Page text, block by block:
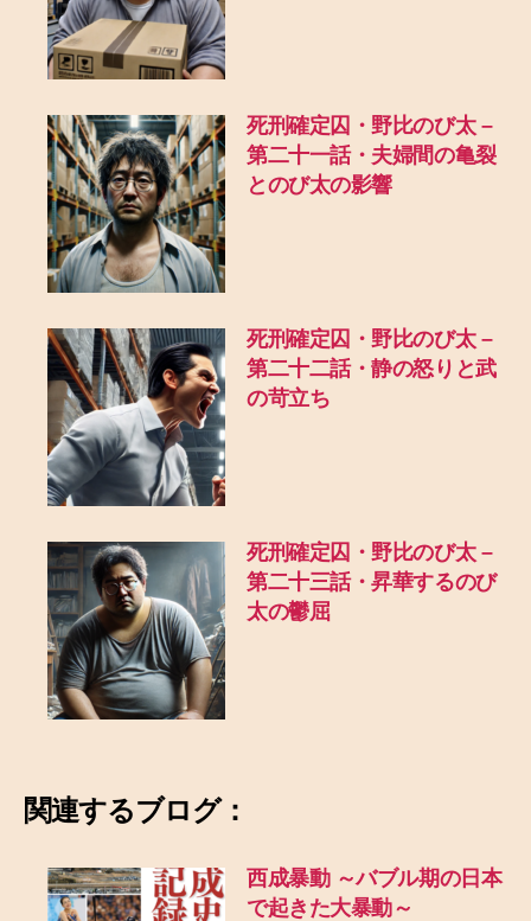
死刑確定囚・野比のび太 –
第二十一話・夫婦間の亀裂
とのび太の影響
死刑確定囚・野比のび太 –
第二十二話・静の怒りと武
の苛立ち
死刑確定囚・野比のび太 –
第二十三話・昇華するのび
太の鬱屈
関連するブログ：
西成暴動 ～バブル期の日本
で起きた大暴動～